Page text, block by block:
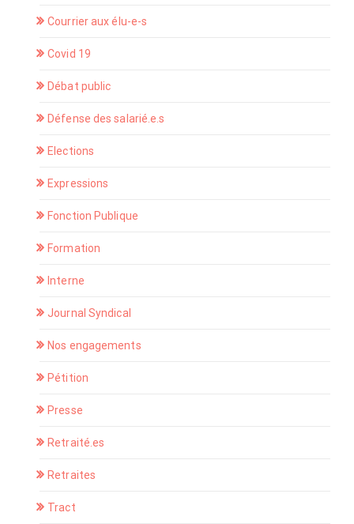
Courrier aux élu-e-s
Covid 19
Débat public
Défense des salarié.e.s
Elections
Expressions
Fonction Publique
Formation
Interne
Journal Syndical
Nos engagements
Pétition
Presse
Retraité.es
Retraites
Tract